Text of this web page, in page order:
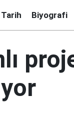
Tarih Biyografi